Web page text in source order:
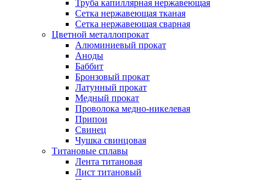
Труба капиллярная нержавеющая
Сетка нержавеющая тканая
Сетка нержавеющая сварная
Цветной металлопрокат
Алюминиевый прокат
Аноды
Баббит
Бронзовый прокат
Латунный прокат
Медный прокат
Проволока медно-никелевая
Припои
Свинец
Чушка свинцовая
Титановые сплавы
Лента титановая
Лист титановый